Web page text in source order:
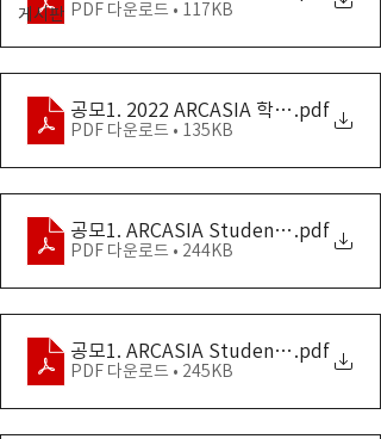
게시판 PDF 다운로드 • 117KB
공모1. 2022 ARCASIA 학생 건축설계
.pdf
PDF 다운로드 • 135KB
공모1. ARCASIA Student .pdf
PDF 다운로드 • 244KB
공모1. ARCASIA Students.pdf
PDF 다운로드 • 245KB